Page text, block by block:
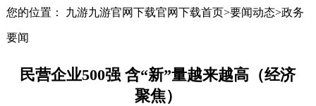
您的位置： 九游九游官网下载官网下载首页>要闻动态>政务
要闻
民营企业500强 含“新”量越来越高（经济
聚焦）